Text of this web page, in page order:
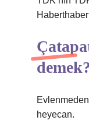
heyecan.